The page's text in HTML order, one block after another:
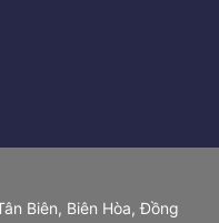
Biên, Biên Hòa, Đồng